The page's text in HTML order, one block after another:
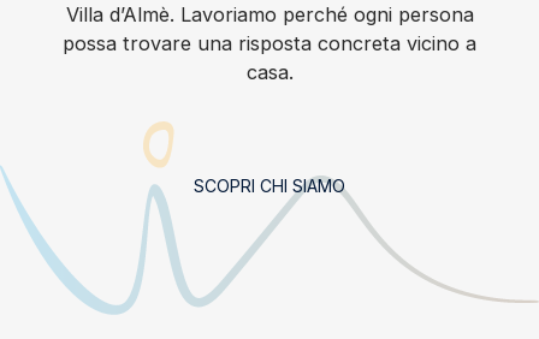
Villa d’Almè. Lavoriamo perché ogni persona
possa trovare una risposta concreta vicino a
casa.
SCOPRI CHI SIAMO